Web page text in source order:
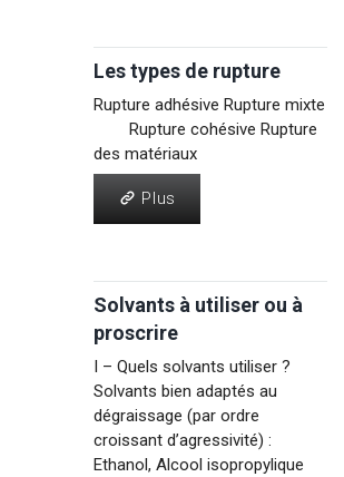
Les types de rupture
Rupture adhésive Rupture mixte
Rupture cohésive Rupture
des matériaux
Plus
Plus
Solvants à utiliser ou à
proscrire
I – Quels solvants utiliser ?
Solvants bien adaptés au
dégraissage (par ordre
croissant d’agressivité) :
Ethanol, Alcool isopropylique